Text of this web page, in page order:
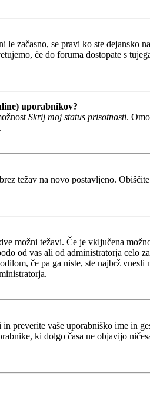
le začasno, se pravi ko ste dejansko
če do foruma dostopate s
uporabnikov?
Skrij moj status prisotnosti.
težav na novo postavljeno.
možni težavi. Če je vključena
od vas ali od administratorja celo
če pa ga niste, ste najbrž
preverite vaše uporabniško ime in
ki dolgo časa ne objavijo